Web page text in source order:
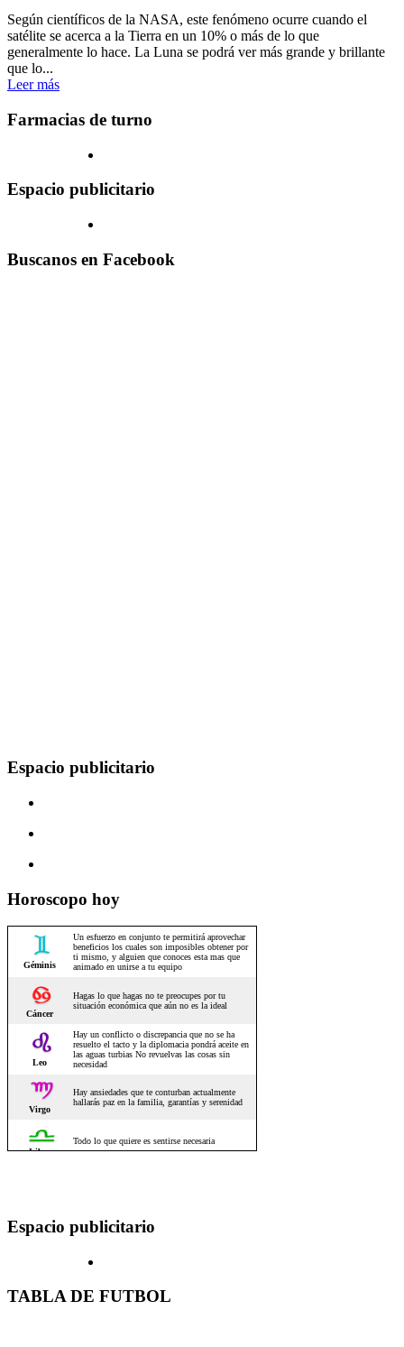
Según científicos de la NASA, este fenómeno ocurre cuando el
satélite se acerca a la Tierra en un 10% o más de lo que
generalmente lo hace. La Luna se podrá ver más grande y brillante
que lo...
Leer más
Farmacias de turno
Espacio publicitario
Buscanos en Facebook
Espacio publicitario
Horoscopo hoy
Espacio publicitario
TABLA DE FUTBOL